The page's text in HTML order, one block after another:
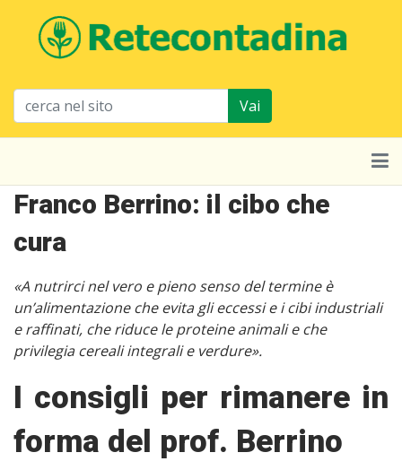
Vai
Franco Berrino: il cibo che
cura
«A nutrirci nel vero e pieno senso del termine è
un’alimentazione che evita gli eccessi e i cibi industriali
e raffinati, che riduce le proteine animali e che
privilegia cereali integrali e verdure».
I consigli per rimanere in
forma del prof. Berrino